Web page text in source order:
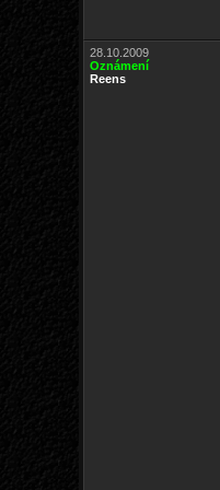
28.10.2009
Oznámení
Reens